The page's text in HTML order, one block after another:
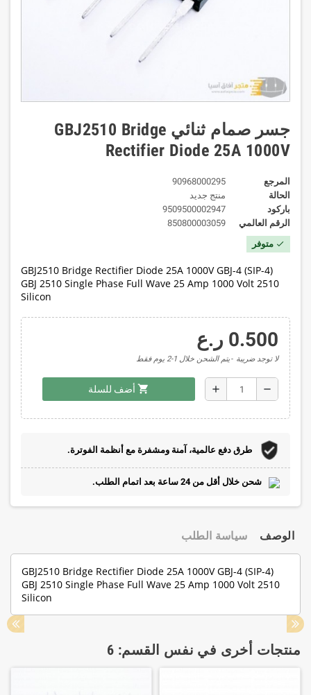
جسر صمام ثنائي GBJ2510 Bridge
Rectifier Diode 25A 1000V
المرجع
90968000295
الحالة
منتج جديد
باركود
9509500002947
الرقم العالمي
850800003059
check متوفر
GBJ2510 Bridge Rectifier Diode 25A 1000V GBJ-4 (SIP-4)
GBJ 2510 Single Phase Full Wave 25 Amp 1000 Volt 2510
Silicon
0.500 ر.ع
لا توجد ضريبة يتم الشحن خلال 1-2 يوم فقط
remove
add
shopping_cart أضف للسلة
طرق دفع عالمية، آمنة ومشفرة مع أنظمة الفوترة.
شحن خلال أقل من 24 ساعة بعد اتمام الطلب.
الوصف سياسة الطلب
GBJ2510 Bridge Rectifier Diode 25A 1000V GBJ-4 (SIP-4)
GBJ 2510 Single Phase Full Wave 25 Amp 1000 Volt 2510
Silicon
منتجات أخرى في نفس القسم: 6